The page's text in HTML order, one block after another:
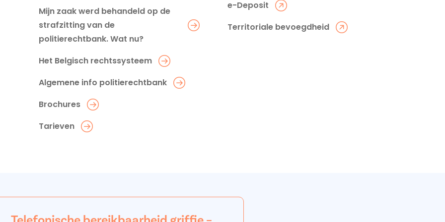
Mijn zaak werd behandeld op de
strafzitting van de
politierechtbank. Wat nu?
Het Belgisch rechtssysteem
Algemene info politierechtbank
Brochures
Tarieven
e-Deposit
Territoriale bevoegdheid